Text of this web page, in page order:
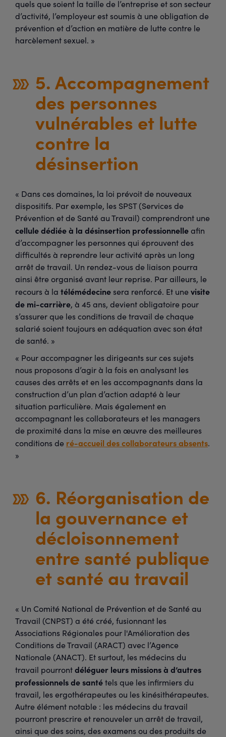
quels que soient la taille de l’entreprise et son secteur
d’activité, l’employeur est soumis à une obligation de
prévention et d’action en matière de lutte contre le
harcèlement sexuel. »
5. Accompagnement
des personnes
vulnérables et lutte
contre la
désinsertion
« Dans ces domaines, la loi prévoit de nouveaux
dispositifs. Par exemple, les SPST (Services de
Prévention et de Santé au Travail) comprendront une
cellule dédiée à la désinsertion professionnelleafin
d’accompagner les personnes qui éprouvent des
difficultés à reprendre leur activité après un long
arrêt de travail. Un rendez-vous de liaison pourra
ainsi être organisé avant leur reprise. Par ailleurs, le
recours à la télémédecine sera renforcé. Et unevisite
de mi-carrière, à 45 ans, devient obligatoire pour
s’assurer que les conditions de travail de chaque
salarié soient toujours en adéquation avec son état
de santé. »
« Pour accompagner les dirigeants sur ces sujets
nous proposons d’agir à la fois en analysant les
causes des arrêts et en les accompagnants dans la
construction d’un plan d’action adapté à leur
situation particulière. Mais également en
accompagnant les collaborateurs et les managers
de proximité dans la mise en œuvre des meilleures
conditions de ré-accueil des collaborateurs absents.
»
6. Réorganisation de
la gouvernance et
décloisonnement
entre santé publique
et santé au travail
« Un Comité National de Prévention et de Santé au
Travail (CNPST) a été créé, fusionnant les
Associations Régionales pour l'Amélioration des
Conditions de Travail (ARACT) avec l’Agence
Nationale (ANACT). Et surtout, les médecins du
travail pourrontdéléguer leurs missions à d’autres
professionnels de santétels que les infirmiers du
travail, les ergothérapeutes ou les kinésithérapeutes.
Autre élément notable : les médecins du travail
pourront prescrire et renouveler un arrêt de travail,
ainsi que des soins, des examens ou des produits de